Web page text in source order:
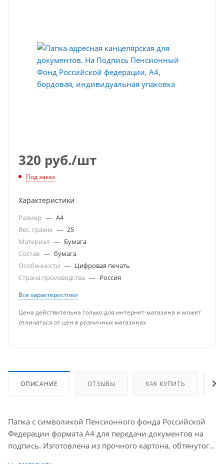
320 руб./шт
Под заказ
Характеристики
Размер — A4
Вес, грамм — 25
Материал — Бумага
Состав — бумага
Особенности — Цифровая печать
Страна производства — Россия
Все характеристики
Цена действительна только для интернет-магазина и может
отличаться от цен в розничных магазинах
ОПИСАНИЕ ОТЗЫВЫ КАК КУПИТЬ
Папка с символикой Пенсионного фонда Российской
Федерации формата А4 для передачи документов на
подпись. Изготовлена из прочного картона, обтянутого